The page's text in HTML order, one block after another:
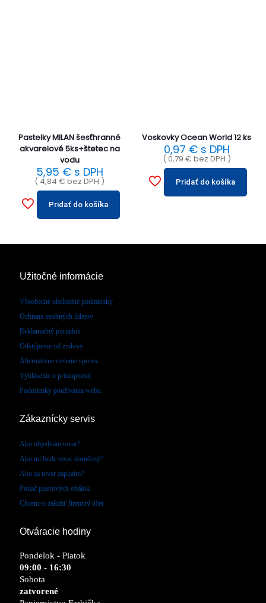
Pastelky MILAN šesťhranné
akvarelové 5ks+štetec na
vodu
5,95 €s DPH
( 4,84 € bez DPH )
Pridať do košíka
Voskovky Ocean World 12 ks
0,97 €s DPH
( 0,79 € bez DPH )
Pridať do košíka
Užitočné informácie
Všeobecné obchodné podmienky
Ochrana osobných údajov
Reklamačný poriadok
Odstúpenie od zmluvy
Alternatívne riešenie sporov
Vyhlásenie o prístupnosti
Podmienky používania webu
Zákaznícky servis
Ako objednám tovar?
Ako mi bude tovar doručený?
Ako za tovar zaplatím?
Potlač plastových obálok
Chcem si založiť firemný účet
Otváracie hodiny
Pondelok - Piatok
09:00 - 16:30
Sobota
zatvorené